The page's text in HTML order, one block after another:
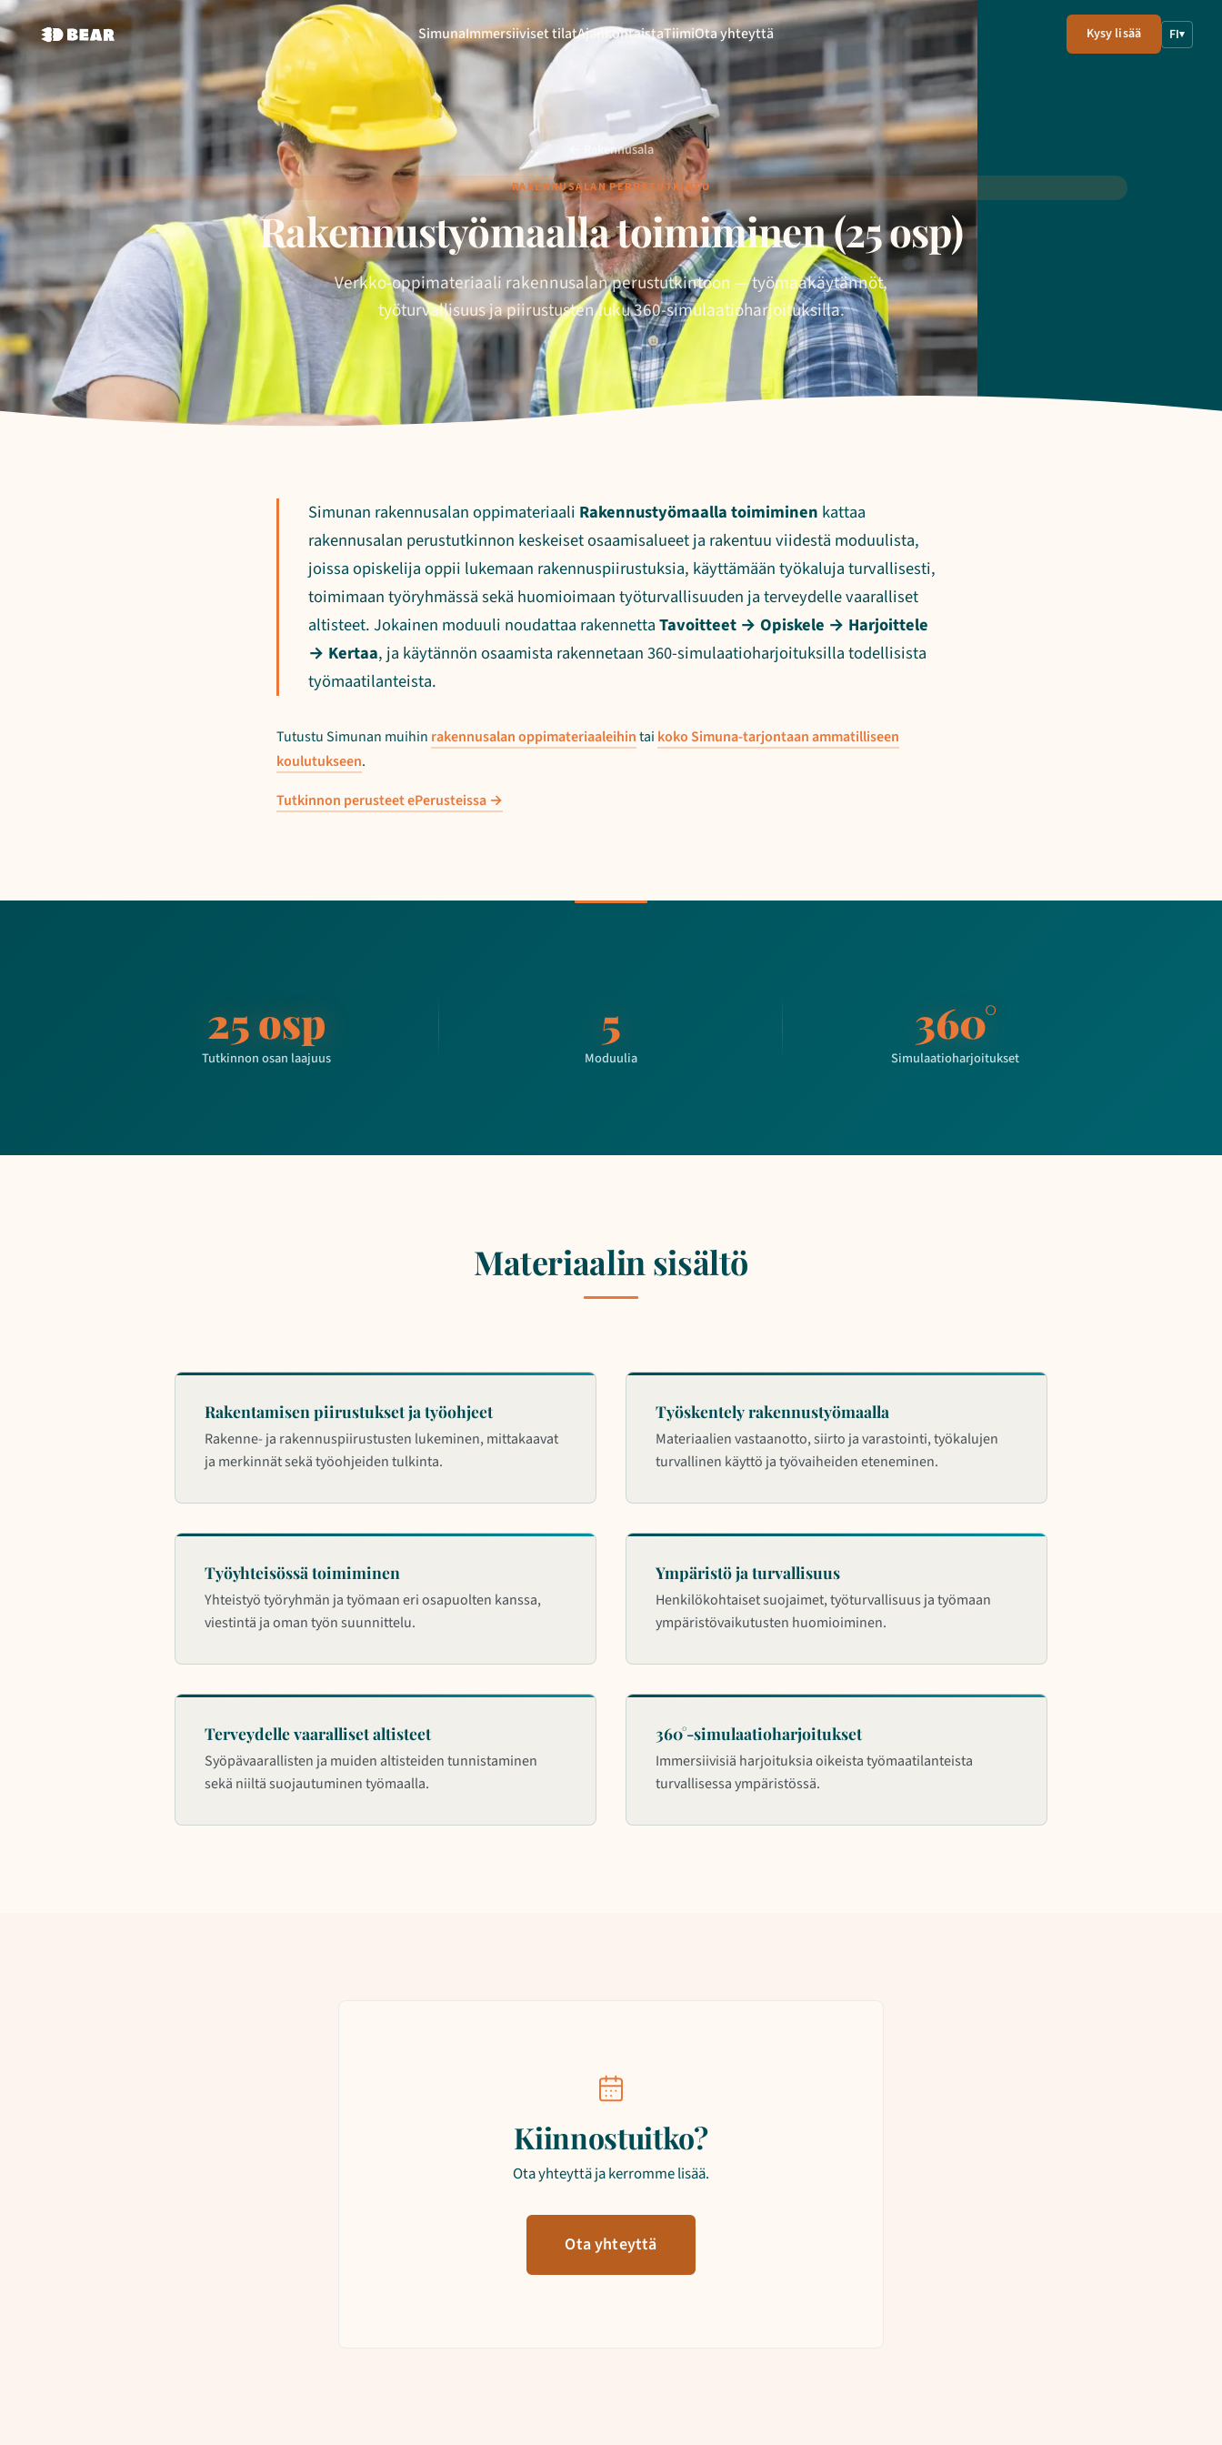
SimunaImmersiiviset tilatAjankohtaistaTiimiOta yhteyttä Kysy lisää FI▾
← Rakennusala
RAKENNUSALAN PERUSTUTKINTO
Rakennustyömaalla toimiminen (25 osp)
Verkko-oppimateriaali rakennusalan perustutkintoon — työmaakäytännöt,
työturvallisuus ja piirustusten luku 360-simulaatioharjoituksilla.
Simunan rakennusalan oppimateriaali Rakennustyömaalla toimiminen kattaa
rakennusalan perustutkinnon keskeiset osaamisalueet ja rakentuu viidestä moduulista,
joissa opiskelija oppii lukemaan rakennuspiirustuksia, käyttämään työkaluja turvallisesti,
toimimaan työryhmässä sekä huomioimaan työturvallisuuden ja terveydelle vaaralliset
altisteet. Jokainen moduuli noudattaa rakennettaTavoitteet → Opiskele → Harjoittele
→ Kertaa, ja käytännön osaamista rakennetaan 360-simulaatioharjoituksilla todellisista
työmaatilanteista.
Tutustu Simunan muihin rakennusalan oppimateriaaleihintai koko Simuna-tarjontaan ammatilliseen
koulutukseen.
Tutkinnon perusteet ePerusteissa →
25 osp
Tutkinnon osan laajuus
5
Moduulia
360°
Simulaatioharjoitukset
Materiaalin sisältö
Rakentamisen piirustukset ja työohjeet
Rakenne- ja rakennuspiirustusten lukeminen, mittakaavat
ja merkinnät sekä työohjeiden tulkinta.
Työskentely rakennustyömaalla
Materiaalien vastaanotto, siirto ja varastointi, työkalujen
turvallinen käyttö ja työvaiheiden eteneminen.
Työyhteisössä toimiminen
Yhteistyö työryhmän ja työmaan eri osapuolten kanssa,
viestintä ja oman työn suunnittelu.
Ympäristö ja turvallisuus
Henkilökohtaiset suojaimet, työturvallisuus ja työmaan
ympäristövaikutusten huomioiminen.
Terveydelle vaaralliset altisteet
Syöpävaarallisten ja muiden altisteiden tunnistaminen
sekä niiltä suojautuminen työmaalla.
360°-simulaatioharjoitukset
Immersiivisiä harjoituksia oikeista työmaatilanteista
turvallisessa ympäristössä.
Kiinnostuitko?
Ota yhteyttä ja kerromme lisää.
Ota yhteyttä